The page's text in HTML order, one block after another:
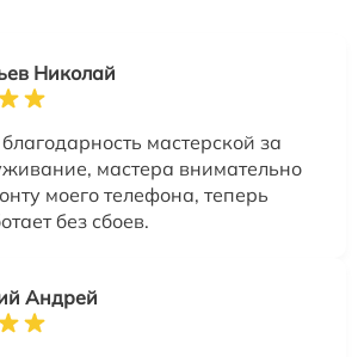
Николай
мастерской за
мастера внимательно
моего телефона, теперь
без сбоев.
Андрей